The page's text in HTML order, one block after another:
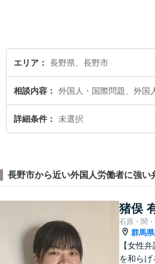
エリア 長野県、長野市
相談内容 外国人・国際問題、外国
詳細条件 未選択
長野市から近い外国人労働者に強い
猪俣
石原・関
群馬県|
【女性
を和ら